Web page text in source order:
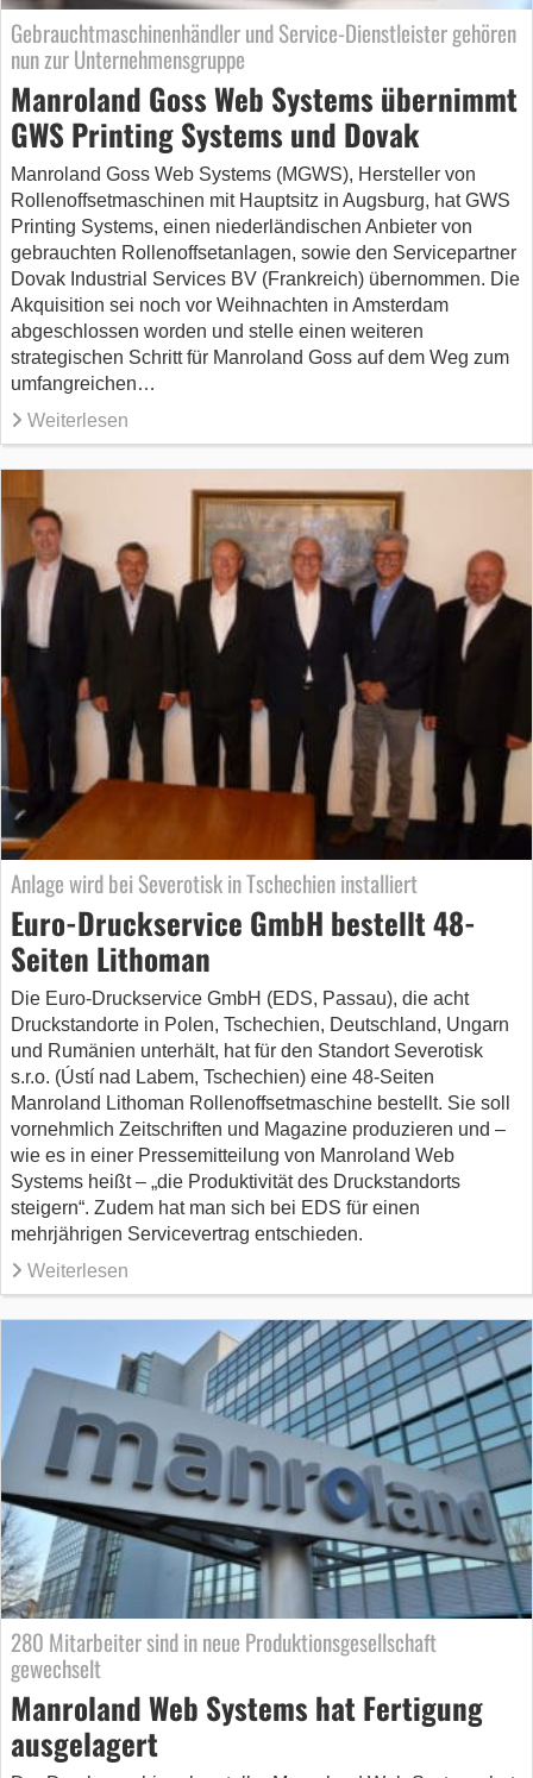
Gebrauchtmaschinenhändler und Service-Dienstleister gehören
nun zur Unternehmensgruppe
Manroland Goss Web Systems übernimmt
GWS Printing Systems und Dovak
Manroland Goss Web Systems (MGWS), Hersteller von
Rollenoffsetmaschinen mit Hauptsitz in Augsburg, hat GWS
Printing Systems, einen niederländischen Anbieter von
gebrauchten Rollenoffsetanlagen, sowie den Servicepartner
Dovak Industrial Services BV (Frankreich) übernommen. Die
Akquisition sei noch vor Weihnachten in Amsterdam
abgeschlossen worden und stelle einen weiteren
strategischen Schritt für Manroland Goss auf dem Weg zum
umfangreichen…
Weiterlesen
Anlage wird bei Severotisk in Tschechien installiert
Euro-Druckservice GmbH bestellt 48-
Seiten Lithoman
Die Euro-Druckservice GmbH (EDS, Passau), die acht
Druckstandorte in Polen, Tschechien, Deutschland, Ungarn
und Rumänien unterhält, hat für den Standort Severotisk
s.r.o. (Ústí nad Labem, Tschechien) eine 48-Seiten
Manroland Lithoman Rollenoffsetmaschine bestellt. Sie soll
vornehmlich Zeitschriften und Magazine produzieren und –
wie es in einer Pressemitteilung von Manroland Web
Systems heißt – „die Produktivität des Druckstandorts
steigern“. Zudem hat man sich bei EDS für einen
mehrjährigen Servicevertrag entschieden.
Weiterlesen
280 Mitarbeiter sind in neue Produktionsgesellschaft
gewechselt
Manroland Web Systems hat Fertigung
ausgelagert